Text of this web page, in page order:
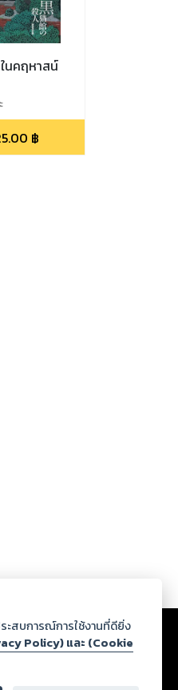
นคฤหาสน์
฿
น์โหลด
งบุคคลอื่นหรือ
ะสบการณ์การใช้งานที่ดียิ่ง
Policy) และ (Cookie